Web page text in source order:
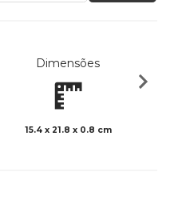
Dimensões
15.4 x 21.8 x 0.8 cm